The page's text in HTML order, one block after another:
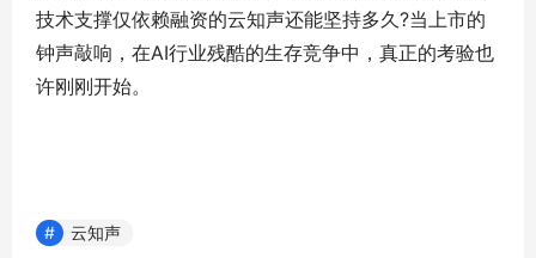
技术支撑仅依赖融资的云知声还能坚持多久?当上市的
钟声敲响，在AI行业残酷的生存竞争中，真正的考验也
许刚刚开始。
云知声